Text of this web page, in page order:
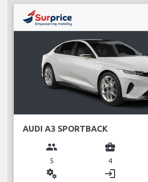
AUDI A3 SPORTBACK
group
5
business_center
4
miscellaneous_services login